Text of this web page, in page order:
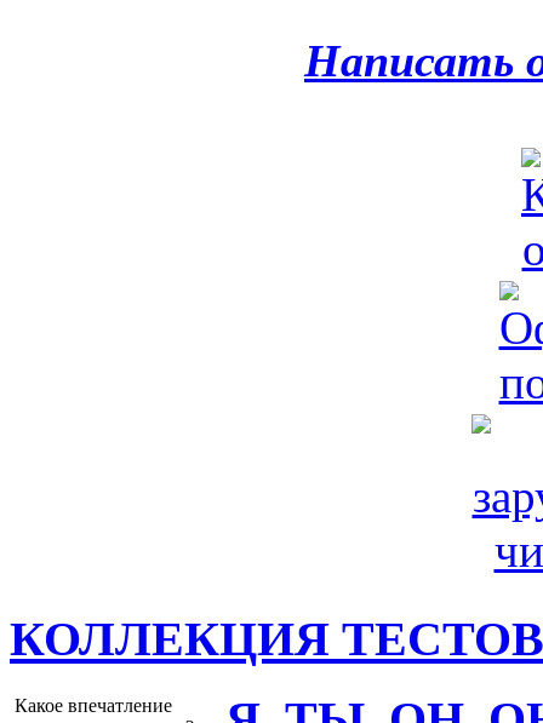
Написать
КОЛЛЕКЦИЯ ТЕСТОВ
Какое впечатление